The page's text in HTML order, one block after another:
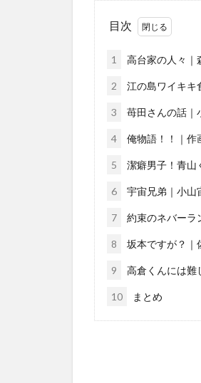
目次
1 高台家の人々｜
2 江の島ワイキキ
3 苺田さんの話｜
4 俺物語！！｜
5 潔癖男子！青山
6 宇宙兄弟｜小山
7 約束のネバー
8 坂本ですが？｜
9 高倉くんには
10 まとめ